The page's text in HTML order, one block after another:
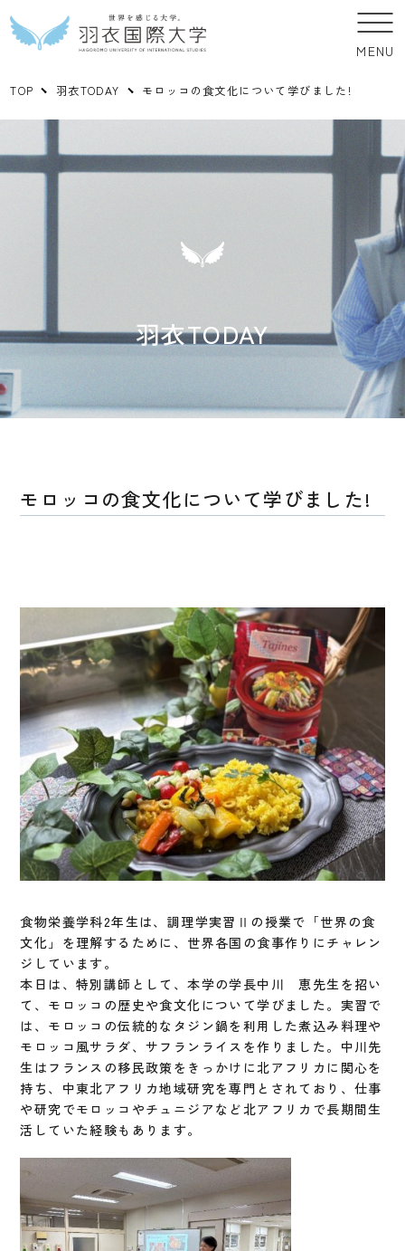
MENU
TOP 羽衣TODAY モロッコの食文化について学びました!
羽衣TODAY
モロッコの食文化について学びました!
食物栄養学科2年生は、調理学実習Ⅱの授業で「世界の食
文化」を理解するために、世界各国の食事作りにチャレン
ジしています。
本日は、特別講師として、本学の学長中川 恵先生を招い
て、モロッコの歴史や食文化について学びました。実習で
は、モロッコの伝統的なタジン鍋を利用した煮込み料理や
モロッコ風サラダ、サフランライスを作りました。中川先
生はフランスの移民政策をきっかけに北アフリカに関心を
持ち、中東北アフリカ地域研究を専門とされており、仕事
や研究でモロッコやチュニジアなど北アフリカで長期間生
活していた経験もあります。